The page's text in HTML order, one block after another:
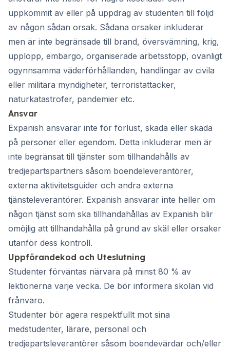
uppkommit av eller på uppdrag av studenten till följd
av någon sådan orsak. Sådana orsaker inkluderar
men är inte begränsade till brand, översvämning, krig,
upplopp, embargo, organiserade arbetsstopp, ovanligt
ogynnsamma väderförhållanden, handlingar av civila
eller militära myndigheter, terroristattacker,
naturkatastrofer, pandemier etc.
Ansvar
Expanish ansvarar inte för förlust, skada eller skada
på personer eller egendom. Detta inkluderar men är
inte begränsat till tjänster som tillhandahålls av
tredjepartspartners såsom boendeleverantörer,
externa aktivitetsguider och andra externa
tjänsteleverantörer. Expanish ansvarar inte heller om
någon tjänst som ska tillhandahållas av Expanish blir
omöjlig att tillhandahålla på grund av skäl eller orsaker
utanför dess kontroll.
Uppförandekod och Uteslutning
Studenter förväntas närvara på minst 80 % av
lektionerna varje vecka. De bör informera skolan vid
frånvaro.
Studenter bör agera respektfullt mot sina
medstudenter, lärare, personal och
tredjepartsleverantörer såsom boendevärdar och/eller